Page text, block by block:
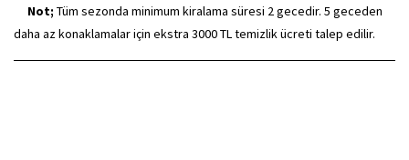
Not; Tüm sezonda minimum kiralama süresi 2 gecedir. 5 geceden
daha az konaklamalar için ekstra 3000 TL temizlik ücreti talep edilir.